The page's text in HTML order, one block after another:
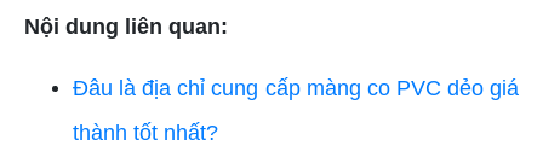
Nội dung liên quan:
Đâu là địa chỉ cung cấp màng co PVC dẻo giá
thành tốt nhất?